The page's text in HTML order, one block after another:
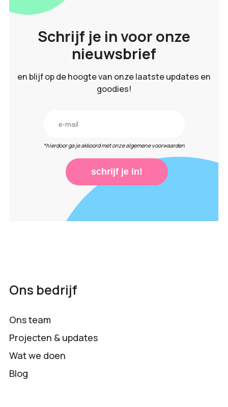
Schrijf je in voor onze
nieuwsbrief
en blijf op de hoogte van onze laatste updates en
goodies!
*hierdoor ga je akkoord met onze algemene voorwaarden
schrijf je in!
Ons bedrijf
Ons team
Projecten & updates
Wat we doen
Blog